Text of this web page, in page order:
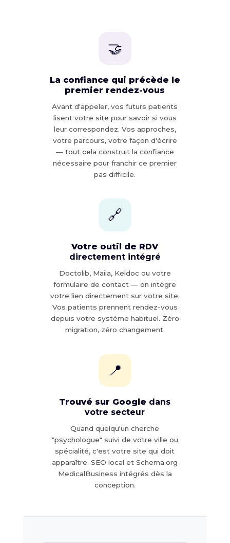
🤝
La confiance qui précède le
premier rendez-vous
Avant d'appeler, vos futurs patients
lisent votre site pour savoir si vous
leur correspondez. Vos approches,
votre parcours, votre façon d'écrire
— tout cela construit la confiance
nécessaire pour franchir ce premier
pas difficile.
🔗
Votre outil de RDV
directement intégré
Doctolib, Maiia, Keldoc ou votre
formulaire de contact — on intègre
votre lien directement sur votre site.
Vos patients prennent rendez-vous
depuis votre système habituel. Zéro
migration, zéro changement.
📍
Trouvé sur Google dans
votre secteur
Quand quelqu'un cherche
"psychologue" suivi de votre ville ou
spécialité, c'est votre site qui doit
apparaître. SEO local et Schema.org
MedicalBusiness intégrés dès la
conception.